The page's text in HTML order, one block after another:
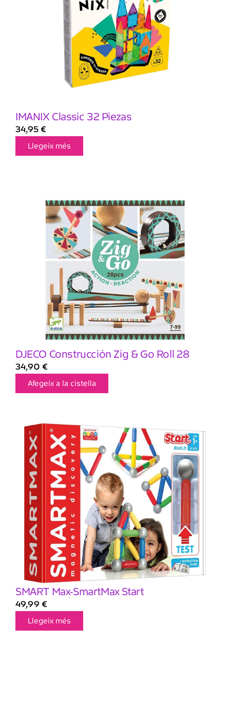
IMANIX Classic 32 Piezas
34,95 €
Llegeix més
DJECO Construcción Zig & Go Roll 28
34,90 €
Afegeix a la cistella
SMART Max-SmartMax Start
49,99 €
Llegeix més